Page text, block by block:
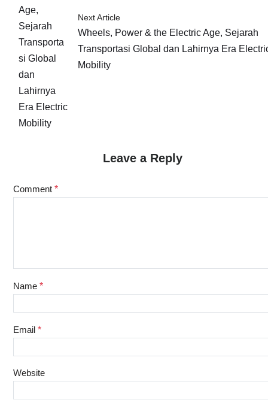
Next Article
Wheels, Power & the Electric Age, Sejarah
Transportasi Global dan Lahirnya Era
Mobility
Leave a Reply
Comment *
Name *
Email *
Website